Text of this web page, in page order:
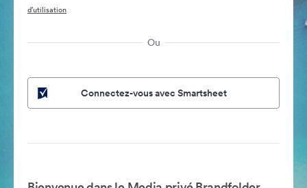
d’utilisation
Ou
Connectez-vous avec Smartsheet